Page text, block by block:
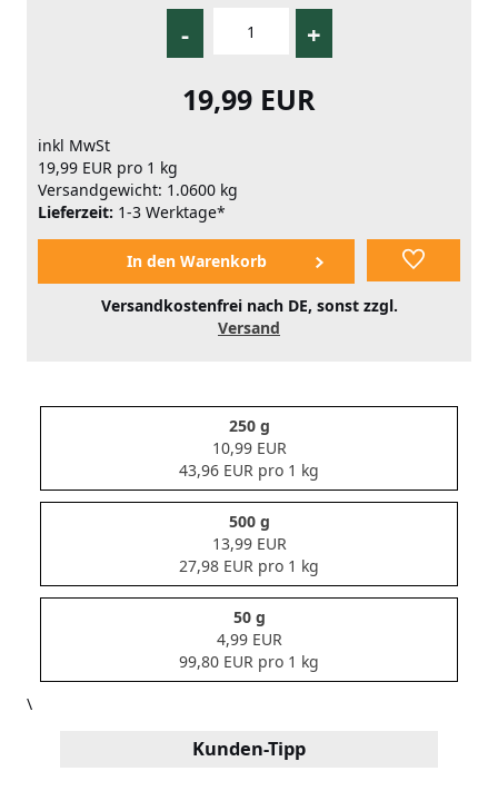
- +
19,99 EUR
inkl MwSt
19,99 EUR pro 1 kg
Versandgewicht: 1.0600 kg
Lieferzeit: 1-3 Werktage*
Versandkostenfrei nach DE, sonst zzgl.
Versand
250 g
10,99 EUR
43,96 EUR pro 1 kg
500 g
13,99 EUR
27,98 EUR pro 1 kg
50 g
4,99 EUR
99,80 EUR pro 1 kg
\
Kunden-Tipp